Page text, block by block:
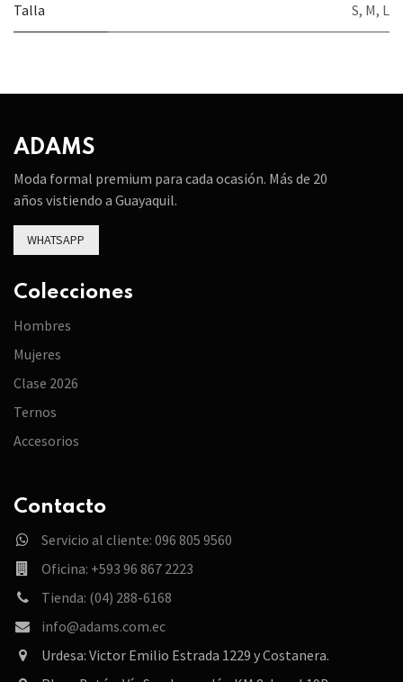
Talla S, M, L
ADAMS
Moda formal premium para cada ocasión. Más de 20
años vistiendo a Guayaquil.
WHATSAPP
Colecciones
Hombres
Mujeres
Clase 2026
Ternos
Accesorios
Contacto
Servicio al cliente: 096 805 9560
Oficina: +593 96 867 2223
Tienda: (04) 288-6168
info@adams.com.ec
Urdesa: Victor Emilio Estrada 1229 y Costanera.